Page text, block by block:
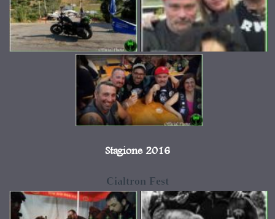
Stagione 2016
Cialtron Fest